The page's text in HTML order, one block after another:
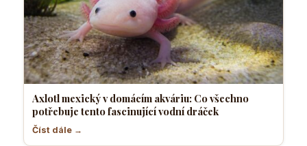
Axlotl mexický v domácím akváriu: Co všechno
potřebuje tento fascinující vodní dráček
Číst dále →